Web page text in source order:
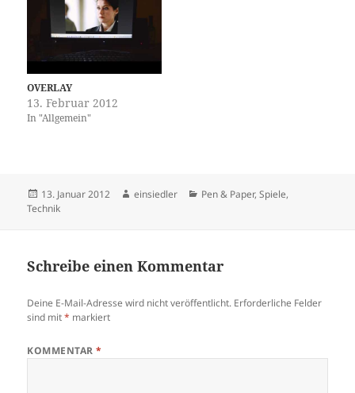
OVERLAY
13. Februar 2012
In "Allgemein"
Veröffentlicht
am
13. Januar 2012 Autor
einsiedler Kategorien
Pen & Paper,Spiele,
Technik
Schreibe einen Kommentar
Deine E-Mail-Adresse wird nicht veröffentlicht. Erforderliche Felder
sind mit* markiert
KOMMENTAR*